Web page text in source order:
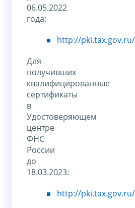
06.05.2022
года:
http://pki.tax.gov.ru/
Для
получивших
квалифицированные
сертификаты
в
Удостоверяющем
центре
ФНС
России
до
18.03.2023:
http://pki.tax.gov.ru/